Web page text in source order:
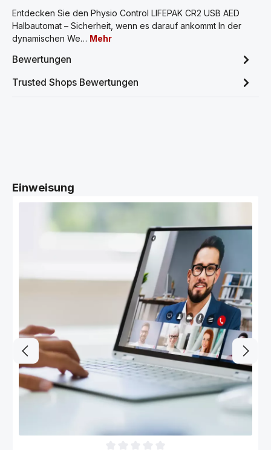
Entdecken Sie den Physio Control LIFEPAK CR2 USB AED
Halbautomat – Sicherheit, wenn es darauf ankommt In der
dynamischen We… Mehr
Bewertungen
Trusted Shops Bewertungen
Einweisung